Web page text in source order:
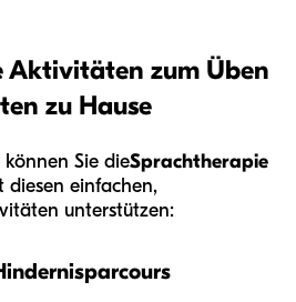
Aktivitäten zum Üben
zu Hause
Sie dieSprachtherapie
diesen einfachen,
unterstützen: